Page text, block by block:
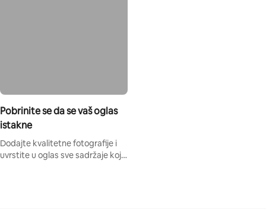
Pobrinite se da se vaš oglas
istakne
Dodajte kvalitetne fotografije i
uvrstite u oglas sve sadržaje koje